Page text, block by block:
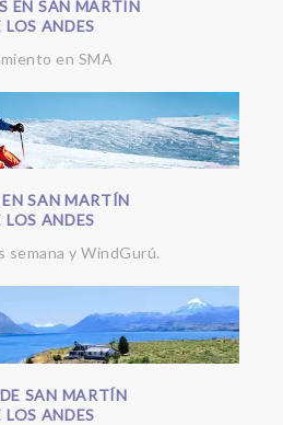
EN SAN MARTIN
LOS ANDES
en SMA
SAN MARTÍN
LOS ANDES
semana y WindGurú.
SAN MARTÍN
LOS ANDES